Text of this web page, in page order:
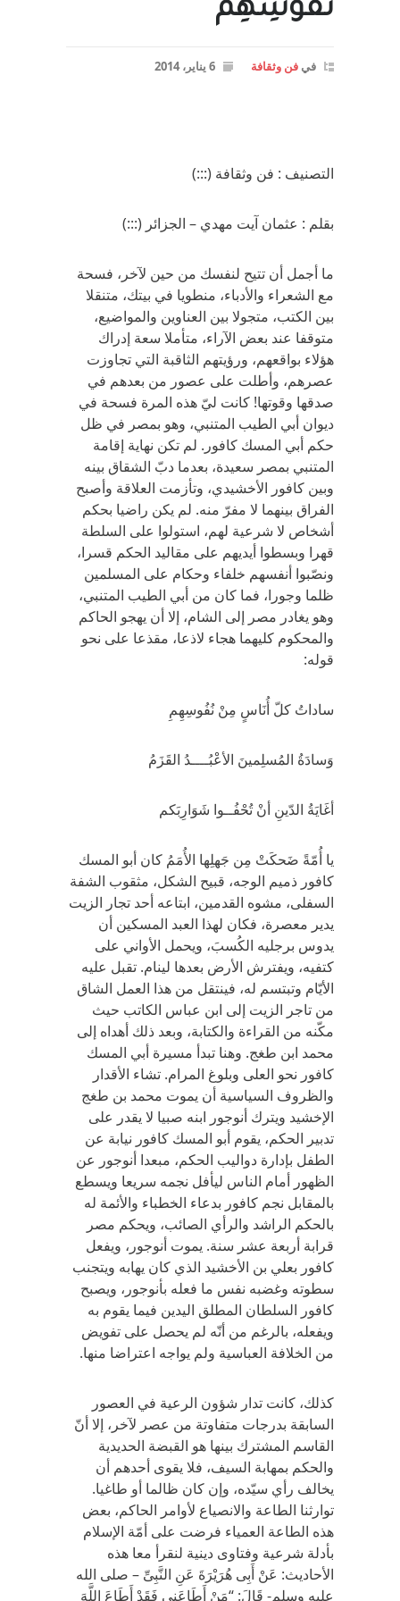
نُفُوسِهِم
في فن وثقافة 6 يناير، 2014
التصنيف : فن وثقافة (:::)
بقلم : عثمان آيت مهدي – الجزائر (:::)
ما أجمل أن تتيح لنفسك من حين لآخر، فسحة
مع الشعراء والأدباء، منطويا في بيتك، متنقلا
بين الكتب، متجولا بين العناوين والمواضيع،
متوقفا عند بعض الآراء، متأملا سعة إدراك
هؤلاء بواقعهم، ورؤيتهم الثاقبة التي تجاوزت
عصرهم، وأطلت على عصور من بعدهم في
صدقها وقوتها! كانت ليّ هذه المرة فسحة في
ديوان أبي الطيب المتنبي، وهو بمصر في ظل
حكم أبي المسك كافور. لم تكن نهاية إقامة
المتنبي بمصر سعيدة، بعدما دبّ الشقاق بينه
وبين كافور الأخشيدي، وتأزمت العلاقة وأصبح
الفراق بينهما لا مفرّ منه. لم يكن راضيا بحكم
أشخاص لا شرعية لهم، استولوا على السلطة
قهرا وبسطوا أيديهم على مقاليد الحكم قسرا،
ونصّبوا أنفسهم خلفاء وحكام على المسلمين
ظلما وجورا، فما كان من أبي الطيب المتنبي،
وهو يغادر مصر إلى الشام، إلا أن يهجو الحاكم
والمحكوم كليهما هجاء لاذعا، مقذعا على نحو
قوله:
ساداتُ كلّ أُنَاسٍ مِنْ نُفُوسِهِمِ
وَسادَةُ المُسلِمينَ الأعْبُــــدُ القَزَمُ
أغَايَةُ الدّينِ أنْ تُحْفُــوا شَوَارِبَكم
يا أُمّةً ضَحكَتْ مِن جَهلِها الأُمَمُ كان أبو المسك
كافور ذميم الوجه، قبيح الشكل، مثقوب الشفة
السفلى، مشوه القدمين، ابتاعه أحد تجار الزيت
يدير معصرة، فكان لهذا العبد المسكين أن
يدوس برجليه الكُسبَ، ويحمل الأواني على
كتفيه، ويفترش الأرض بعدها لينام. تقبل عليه
الأيّام وتبتسم له، فينتقل من هذا العمل الشاق
من تاجر الزيت إلى ابن عباس الكاتب حيث
مكّنه من القراءة والكتابة، وبعد ذلك أهداه إلى
محمد ابن طغج. وهنا تبدأ مسيرة أبي المسك
كافور نحو العلى وبلوغ المرام. تشاء الأقدار
والظروف السياسية أن يموت محمد بن طغج
الإخشيد ويترك أنوجور ابنه صبيا لا يقدر على
تدبير الحكم، يقوم أبو المسك كافور نيابة عن
الطفل بإدارة دواليب الحكم، مبعدا أنوجور عن
الظهور أمام الناس ليأفل نجمه سريعا ويسطع
بالمقابل نجم كافور بدعاء الخطباء والأئمة له
بالحكم الراشد والرأي الصائب، ويحكم مصر
قرابة أربعة عشر سنة. يموت أنوجور، ويفعل
كافور بعلي بن الأخشيد الذي كان يهابه ويتجنب
سطوته وغضبه نفس ما فعله بأنوجور، ويصبح
كافور السلطان المطلق اليدين فيما يقوم به
ويفعله، بالرغم من أنّه لم يحصل على تفويض
من الخلافة العباسية ولم يواجه اعتراضا منها.
كذلك، كانت تدار شؤون الرعية في العصور
السابقة بدرجات متفاوتة من عصر لآخر، إلا أنّ
القاسم المشترك بينها هو القبضة الحديدية
والحكم بمهابة السيف، فلا يقوى أحدهم أن
يخالف رأي سيّده، وإن كان ظالما أو طاغيا.
توارثنا الطاعة والانصياع لأوامر الحاكم، بعض
هذه الطاعة العمياء فرضت على أمّة الإسلام
بأدلة شرعية وفتاوى دينية لنقرأ معا هذه
الأحاديث: عَنْ أَبِى هُرَيْرَةَ عَنِ النَّبِىِّ – صلى الله
عليه وسلم- قَالَ: “مَنْ أَطَاعَنِى فَقَدْ أَطَاعَ اللَّهَ